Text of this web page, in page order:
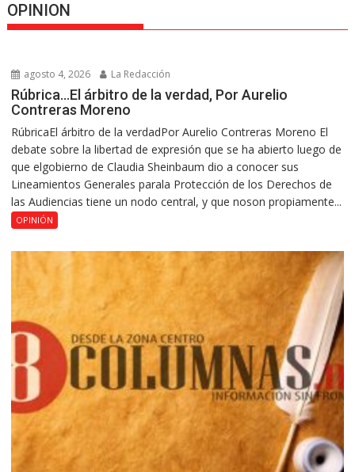
OPINION
agosto 4, 2026 La Redacción
Rúbrica…El árbitro de la verdad, Por Aurelio
Contreras Moreno
RúbricaEl árbitro de la verdadPor Aurelio Contreras Moreno El
debate sobre la libertad de expresión que se ha abierto luego de
que elgobierno de Claudia Sheinbaum dio a conocer sus
Lineamientos Generales parala Protección de los Derechos de
las Audiencias tiene un nodo central, y que noson propiamente...
OPINIÓN